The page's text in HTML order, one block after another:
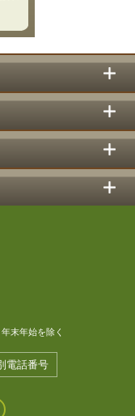
末年始を除く
電話番号